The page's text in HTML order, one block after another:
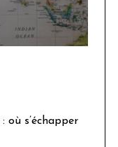
où s’échapper